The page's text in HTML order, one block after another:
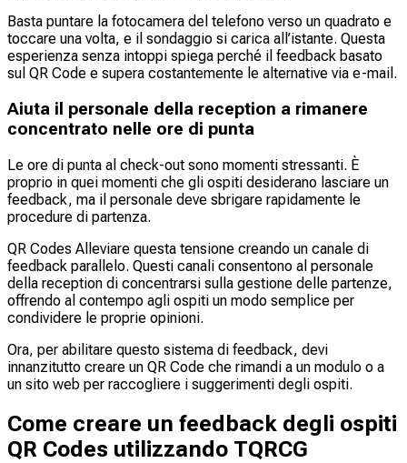
Basta puntare la fotocamera del telefono verso un quadrato e
toccare una volta, e il sondaggio si carica all’istante. Questa
esperienza senza intoppi spiega perché il feedback basato
sul QR Code e supera costantemente le alternative via e-mail.
Aiuta il personale della reception a rimanere
concentrato nelle ore di punta
Le ore di punta al check-out sono momenti stressanti. È
proprio in quei momenti che gli ospiti desiderano lasciare un
feedback, ma il personale deve sbrigare rapidamente le
procedure di partenza.
QR Codes Alleviare questa tensione creando un canale di
feedback parallelo. Questi canali consentono al personale
della reception di concentrarsi sulla gestione delle partenze,
offrendo al contempo agli ospiti un modo semplice per
condividere le proprie opinioni.
Ora, per abilitare questo sistema di feedback, devi
innanzitutto creare un QR Code che rimandi a un modulo o a
un sito web per raccogliere i suggerimenti degli ospiti.
Come creare un feedback degli ospiti
QR Codes utilizzando TQRCG